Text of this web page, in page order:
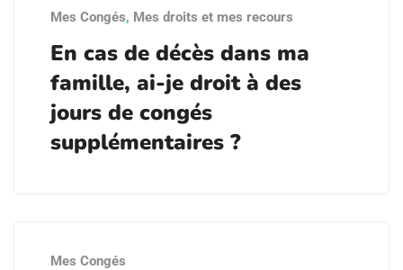
Mes Congés, Mes droits et mes recours
En cas de décès dans ma
famille, ai-je droit à des
jours de congés
supplémentaires ?
Mes Congés